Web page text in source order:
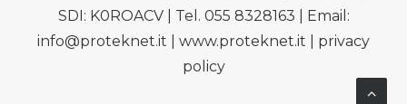
SDI: K0ROACV | Tel. 055 8328163 | Email:
info@proteknet.it | www.proteknet.it | privacy
policy